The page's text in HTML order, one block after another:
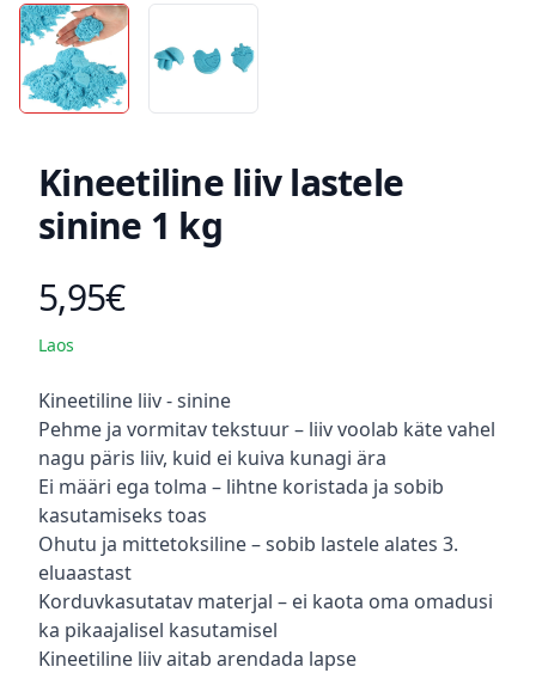
Kineetiline liiv lastele
sinine 1 kg
Toote hind
5,95€
Laos
Kirjeldus
Kineetiline liiv - sinine
Pehme ja vormitav tekstuur – liiv voolab käte vahel
nagu päris liiv, kuid ei kuiva kunagi ära
Ei määri ega tolma – lihtne koristada ja sobib
kasutamiseks toas
Ohutu ja mittetoksiline – sobib lastele alates 3.
eluaastast
Korduvkasutatav materjal – ei kaota oma omadusi
ka pikaajalisel kasutamisel
Kineetiline liiv aitab arendada lapse